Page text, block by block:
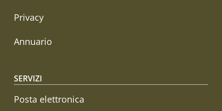
Privacy
Annuario
SERVIZI
Posta elettronica